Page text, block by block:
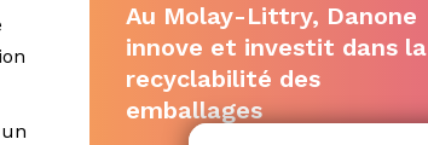
Au Molay-Littry, Danone
innove et investit dans la
recyclabilité des
emballages